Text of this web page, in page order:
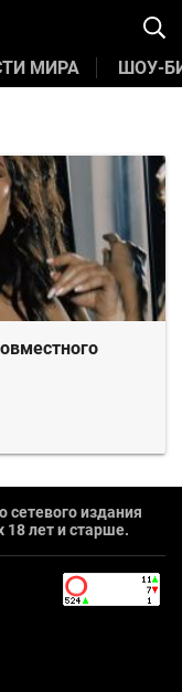
МИРА ШОУ-
издания
18 лет и старше.